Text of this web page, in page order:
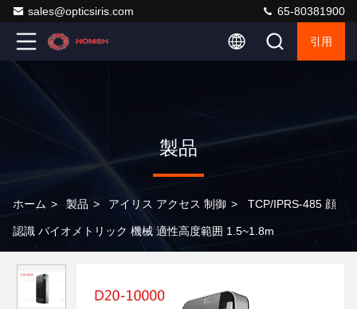
sales@opticsiris.com 65-80381900
引用
製品
ホーム > 製品 > アイリス アクセス 制御 > TCP/IPRS-485 顔
認識 バイオメトリック 機械 適性高度範囲 1.5~1.8m